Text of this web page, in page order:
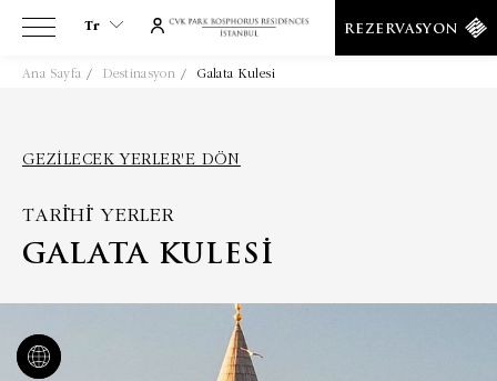
Tr
Tr
Fa
Ru
REZERVASYON
Ana Sayfa Destinasyon Galata Kulesi
GEZILECEK YERLER'E DÖN
TARİHİ YERLER
GALATA KULESI